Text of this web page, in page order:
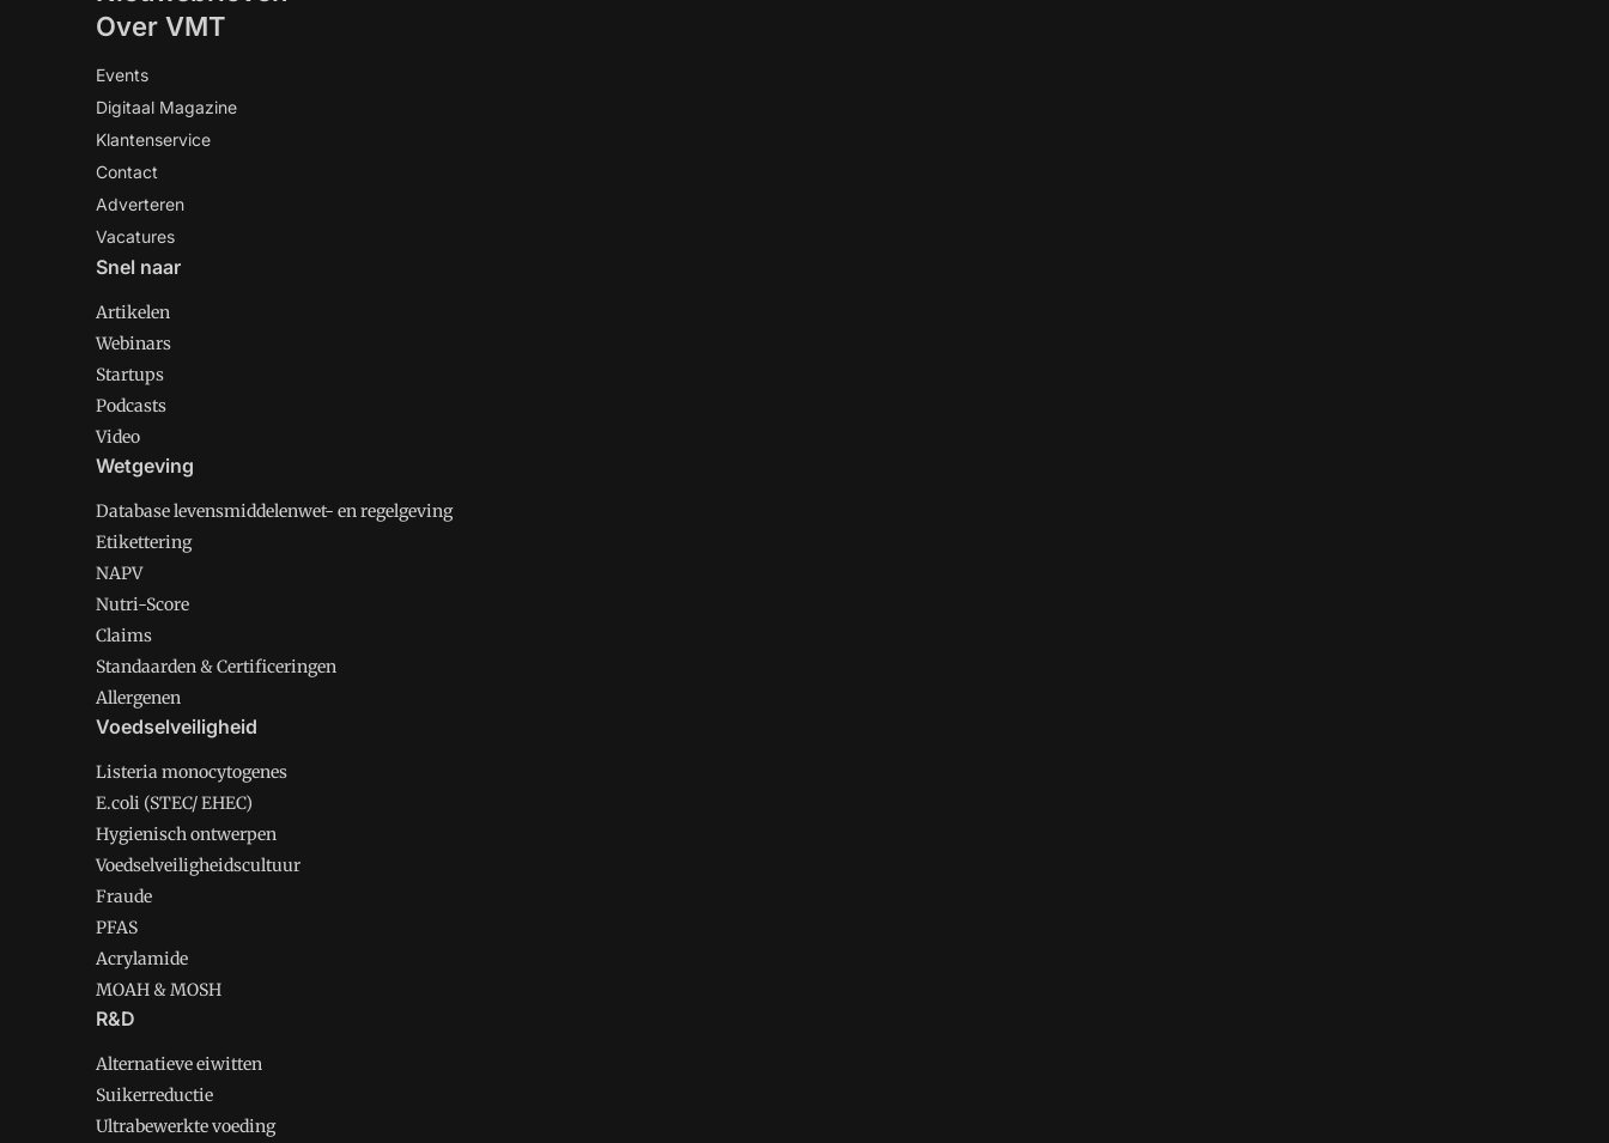
Over VMT
Events
Digitaal Magazine
Klantenservice
Contact
Adverteren
Vacatures
Snel naar
Artikelen
Webinars
Startups
Podcasts
Video
Wetgeving
Database levensmiddelenwet- en regelgeving
Etikettering
NAPV
Nutri-Score
Claims
Standaarden & Certificeringen
Allergenen
Voedselveiligheid
Listeria monocytogenes
E.coli (STEC/ EHEC)
Hygienisch ontwerpen
Voedselveiligheidscultuur
Fraude
PFAS
Acrylamide
MOAH & MOSH
R&D
Alternatieve eiwitten
Suikerreductie
Ultrabewerkte voeding